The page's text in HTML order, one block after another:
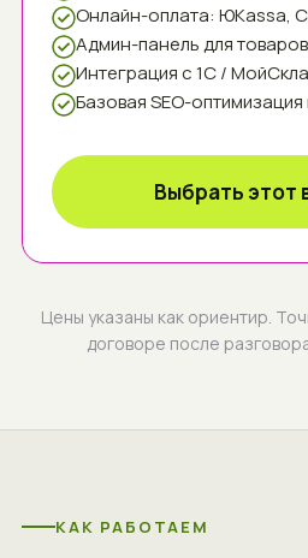
Онлайн-оплата: ЮKassa,
Админ-панель для
Интеграция с 1С /
Базовая SEO-
Выбрать этот
Цены указаны как ориентир.
договоре после
КАК РАБОТАЕМ